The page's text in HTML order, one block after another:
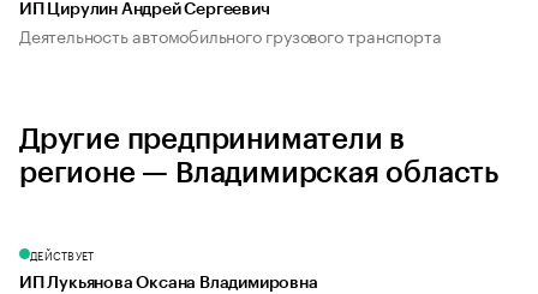
ИП Цирулин Андрей Сергеевич
Деятельность автомобильного грузового транспорта
Другие предприниматели в
регионе — Владимирская область
ДЕЙСТВУЕТ
ИП Лукьянова Оксана Владимировна